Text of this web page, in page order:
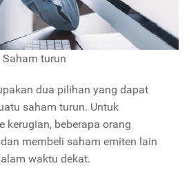
Saham turun
dua pilihan yang dapat
saham turun. Untuk
kerugian, beberapa orang
dan membeli saham emiten lain
waktu dekat.